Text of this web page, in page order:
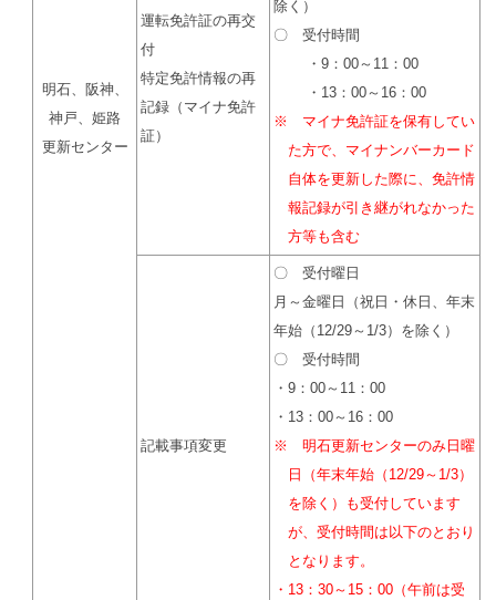
明石、阪神、
神戸、姫路
更新センター
運転免許証の再交
付
特定免許情報の再
記録（マイナ免許
証）
除く）
〇 受付時間
・9：00～11：00
・13：00～16：00
※ マイナ免許証を保有してい
た方で、マイナンバーカード
自体を更新した際に、免許情
報記録が引き継がれなかった
方等も含む
記載事項変更
〇 受付曜日
月～金曜日（祝日・休日、年末
年始（12/29～1/3）を除く）
〇 受付時間
・9：00～11：00
・13：00～16：00
※ 明石更新センターのみ日曜
日（年末年始（12/29～1/3）
を除く）も受付しています
が、受付時間は以下のとおり
となります。
・13：30～15：00（午前は受